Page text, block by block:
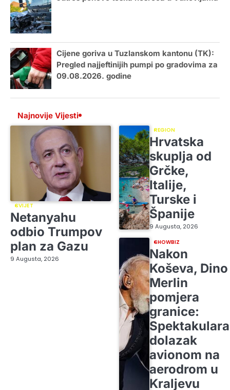
Cijene goriva u Tuzlanskom kantonu (TK):
Pregled najjeftinijih pumpi po gradovima za
09.08.2026. godine
Najnovije Vijesti
SVIJET
Netanyahu
odbio Trumpov
plan za Gazu
9 Augusta, 2026
REGION
Hrvatska
skuplja od
Grčke,
Italije,
Turske i
Španije
9 Augusta, 2026
SHOWBIZ
Nakon
Koševa, Dino
Merlin
pomjera
granice:
dolazak
avionom na
aerodrom u
Kraljevu